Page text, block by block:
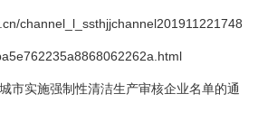
channel_l_ssthjjchannel201911221748
市实施强制性清洁生产审核企业名单的通